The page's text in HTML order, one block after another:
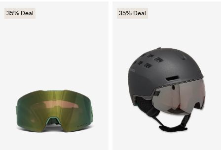
35% Deal 35% Deal